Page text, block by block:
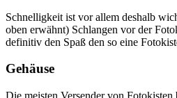
Schnelligkeit ist vor allem deshalb
oben erwähnt) Schlangen vor der
definitiv den Spaß den so eine
Gehäuse